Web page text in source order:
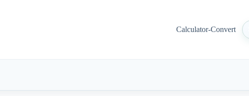
Calculator-Convert